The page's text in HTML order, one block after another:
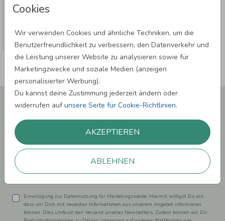
Cookies
Wir verwenden Cookies und ähnliche Techniken, um die
Benutzerfreundlichkeit zu verbessern, den Datenverkehr und
die Leistung unserer Website zu analysieren sowie für
Marketingzwecke und soziale Medien (anzeigen
personalisierter Werbung).
Du kannst deine Zustimmung jederzeit ändern oder
widerrufen aufunsere Seite für Cookie-Richtlinien.
AKZEPTIEREN
ABLEHNEN
Newsletter abonnieren und 5,00 € Rabatt**
sichern!
Melde Dich zu unserem Newsletter an und bleibe auf dem
Laufenden.
Einwilligung zur Datennutzung für Marketingzwecke: Hiermit willigst Du ein,
dass wir Dich mit neuesten Informationen aus unserem Angebot informieren
können. Dies umfasst den Versand unseres Newsletters. Zudem können wir Dir